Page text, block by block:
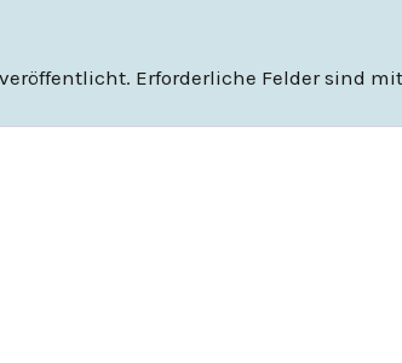
Erforderliche Felder sind mit